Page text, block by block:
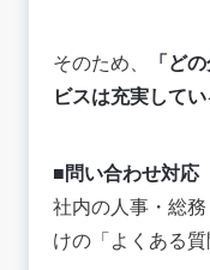
そのため、
「ど
ビスは充実して
■問い合わせ対応
社内の人事・総
けの「よくある質